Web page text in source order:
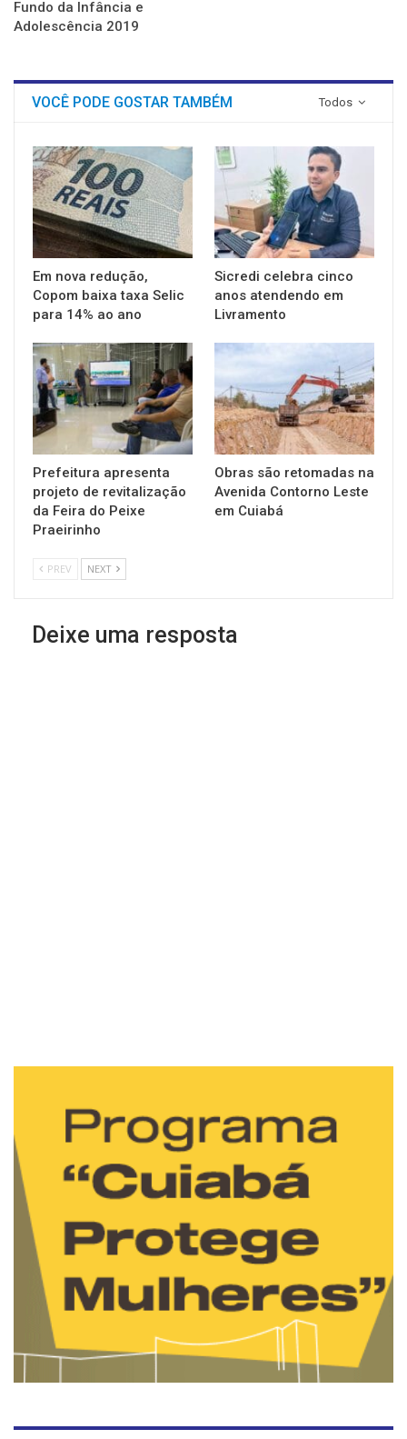
Fundo da Infância e
Adolescência 2019
Todos
VOCÊ PODE GOSTAR TAMBÉM
Em nova redução,
Copom baixa taxa Selic
para 14% ao ano
Sicredi celebra cinco
anos atendendo em
Livramento
Prefeitura apresenta
projeto de revitalização
da Feira do Peixe
Praeirinho
Obras são retomadas na
Avenida Contorno Leste
em Cuiabá
PREV NEXT
Deixe uma resposta